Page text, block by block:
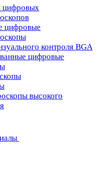
цифровых
цифровые
контроля BGA
цифровые
высокого